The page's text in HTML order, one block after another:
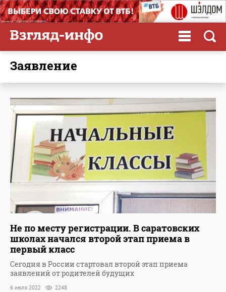
заявление
Не по месту регистрации. В саратовских
школах начался второй этап приема в
первый класс
Сегодня в России стартовал второй этап приема
заявлений от родителей будущих
6 июля 2022 2248